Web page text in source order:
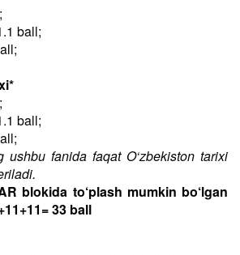
ball;
ball;
ushbu fanida faqat O‘zbekiston tarixi
blokida to‘plash mumkin bo‘lgan
33 ball